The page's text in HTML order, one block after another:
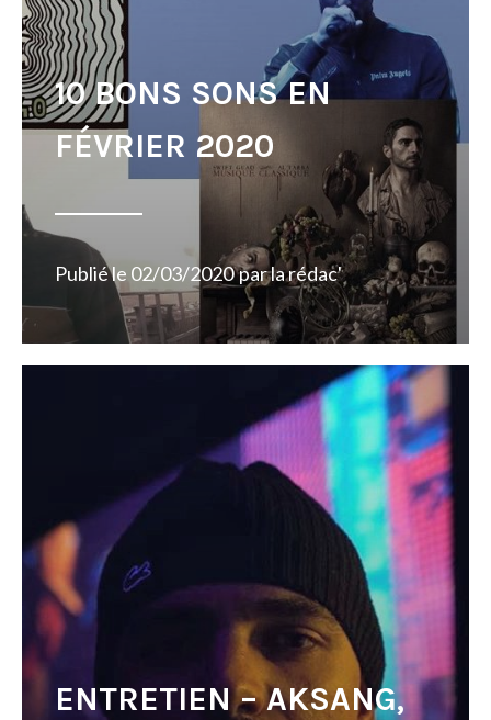
10 BONS SONS EN
FÉVRIER 2020
Publié le 02/03/2020 parla rédac'
ENTRETIEN – AKSANG,